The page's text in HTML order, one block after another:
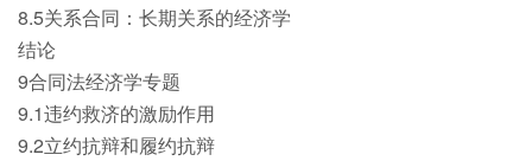
8.5关系合同：长期关系的经济学
结论
9合同法经济学专题
9.1违约救济的激励作用
9.2立约抗辩和履约抗辩